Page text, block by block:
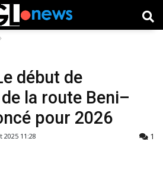
début de
de la route Beni–
pour 2026
2025 11:28 1